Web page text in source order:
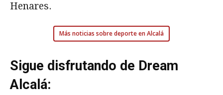
Henares.
Más noticias sobre deporte en Alcalá
Sigue disfrutando de Dream
Alcalá: